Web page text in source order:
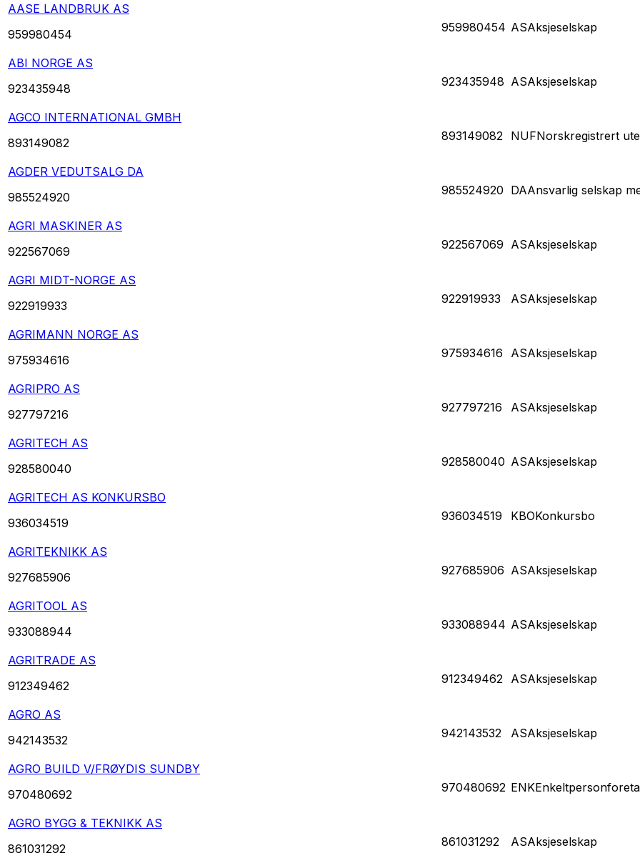
AASE LANDBRUK AS
959980454
959980454 ASAksjeselskap
ABI NORGE AS
923435948
923435948 ASAksjeselskap
AGCO INTERNATIONAL GMBH
893149082
893149082 NUFNorskregistrert
AGDER VEDUTSALG DA
985524920
985524920 DAAnsvarlig selskap
AGRI MASKINER AS
922567069
922567069 ASAksjeselskap
AGRI MIDT-NORGE AS
922919933
922919933 ASAksjeselskap
AGRIMANN NORGE AS
975934616
975934616 ASAksjeselskap
AGRIPRO AS
927797216
927797216 ASAksjeselskap
AGRITECH AS
928580040
928580040 ASAksjeselskap
AGRITECH AS KONKURSBO
936034519
936034519 KBOKonkursbo
AGRITEKNIKK AS
927685906
927685906 ASAksjeselskap
AGRITOOL AS
933088944
933088944 ASAksjeselskap
AGRITRADE AS
912349462
912349462 ASAksjeselskap
AGRO AS
942143532
942143532 ASAksjeselskap
AGRO BUILD V/FRØYDIS SUNDBY
970480692
970480692 ENK
AGRO BYGG & TEKNIKK AS
861031292
861031292 ASAksjeselskap